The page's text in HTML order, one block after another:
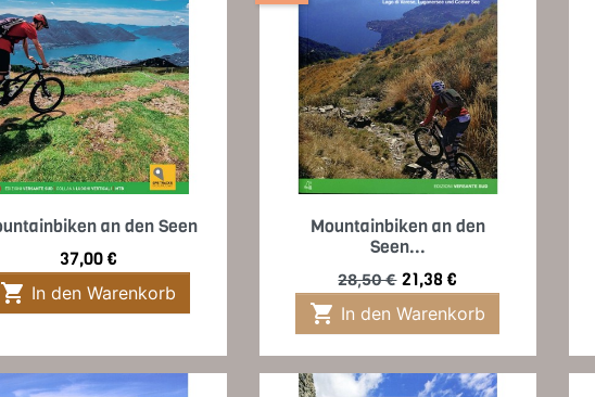
 Vorschauan den Seen
Preis
37,00 €
 In den Warenkorb
Vorschau
Mountainbiken an den
Seen...
Verkaufspreis
28,50 € Preis
21,38 €
 In den Warenkorb